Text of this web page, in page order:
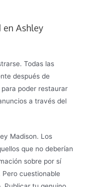
Ashley
Todas las
después de
poder restaurar
a través del
Madison. Los
que no deberían
sobre por sí
Pero cuestionable